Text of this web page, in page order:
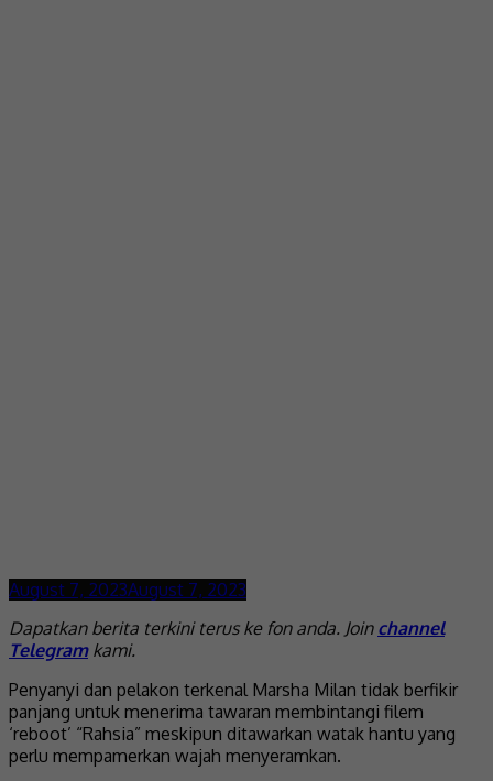
August 7, 2023August 7, 2023
Dapatkan berita terkini terus ke fon anda. Join channel
Telegramkami.
Penyanyi dan pelakon terkenal Marsha Milan tidak berfikir
panjang untuk menerima tawaran membintangi filem
‘reboot’ “Rahsia” meskipun ditawarkan watak hantu yang
perlu mempamerkan wajah menyeramkan.